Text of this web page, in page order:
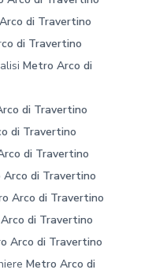
di Travertino
di Travertino
Metro Arco di
di Travertino
di Travertino
di Travertino
Arco di Travertino
Arco di Travertino
di Travertino
Arco di Travertino
Metro Arco di